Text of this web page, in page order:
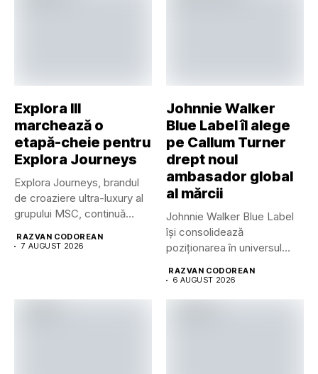
Explora III
marchează o
etapă-cheie pentru
Explora Journeys
Explora Journeys, brandul
de croaziere ultra-luxury al
grupului MSC, continuă
RAZVAN CODOREAN
7 AUGUST 2026
Johnnie Walker
Blue Label îl alege
pe Callum Turner
drept noul
ambasador global
al mărcii
Johnnie Walker Blue Label
își consolidează
poziționarea în universul
RAZVAN CODOREAN
6 AUGUST 2026